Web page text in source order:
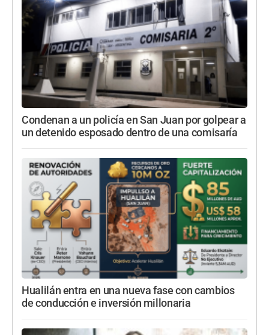
Condenan a un policía en San Juan por golpear a
un detenido esposado dentro de una comisaría
Hualilán entra en una nueva fase con cambios
de conducción e inversión millonaria